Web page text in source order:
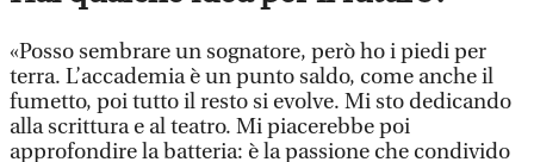
«Posso sembrare un sognatore, però ho i piedi per
terra. L’accademia è un punto saldo, come anche il
fumetto, poi tutto il resto si evolve. Mi sto dedicando
alla scrittura e al teatro. Mi piacerebbe poi
approfondire la batteria: è la passione che condivido